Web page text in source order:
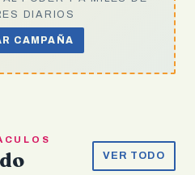
DIARIOS
CAMPAÑA
VER TODO